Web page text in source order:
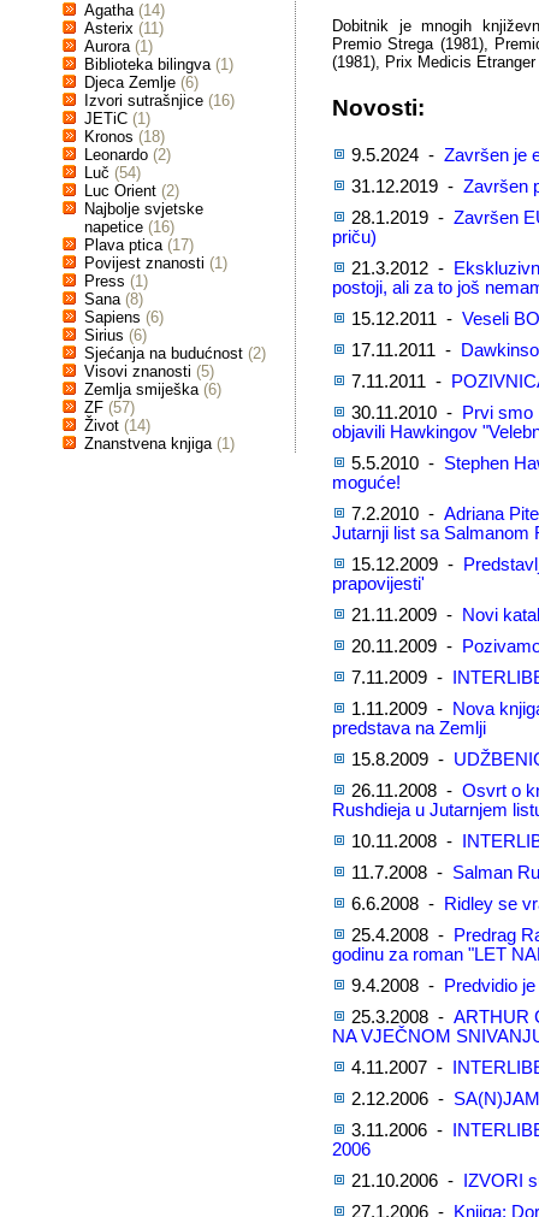
Agatha (14)
Asterix (11)
Aurora (1)
Biblioteka bilingva (1)
Djeca Zemlje (6)
Izvori sutrašnjice (16)
JETiC (1)
Kronos (18)
Leonardo (2)
Luč (54)
Luc Orient (2)
Najbolje svjetske
napetice (16)
Plava ptica (17)
Povijest znanosti (1)
Press (1)
Sana (8)
Sapiens (6)
Sirius (6)
Sjećanja na budućnost (2)
Visovi znanosti (5)
Zemlja smiješka (6)
ZF (57)
Život (14)
Znanstvena knjiga (1)
Dobitnik je mnogih
Premio Strega (1981),
(1981), Prix Medicis
Novosti:
9.5.2024 - Završen je
31.12.2019 - Završen
28.1.2019 - Završen
priču)
21.3.2012 -
postoji, ali za to još
15.12.2011 - Veseli
17.11.2011 -
7.11.2011 -
30.11.2010 -
Prvi smo
objavili Hawkingov
5.5.2010 - Stephen
moguće!
7.2.2010 - Adriana
Jutarnji list sa Salmanom
15.12.2009 -
prapovijesti'
21.11.2009 -
Novi
20.11.2009 -
7.11.2009 -
1.11.2009 -
Nova
predstava na Zemlji
15.8.2009 -
26.11.2008 - Osvrt o
Rushdieja u Jutarnjem
10.11.2008 -
11.7.2008 - Salman
6.6.2008 -
Ridley se
25.4.2008 -
Predrag
godinu za roman "LET
9.4.2008 -
Predvidio
25.3.2008 - ARTHUR
NA VJEČNOM
4.11.2007 -
2.12.2006 -
3.11.2006 -
2006
21.10.2006 -
IZVORI
27.1.2006 -
Knjiga: